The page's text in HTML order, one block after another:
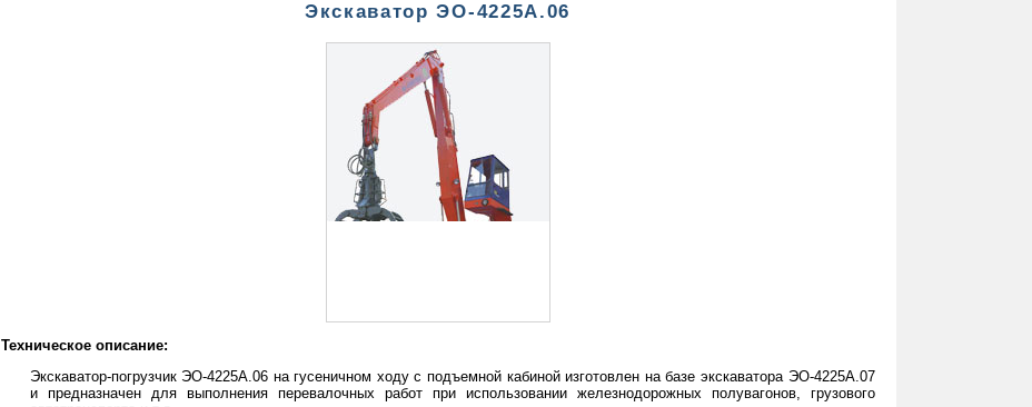
Экскаватор ЭО-4225А.06
Техническое описание:
Экскаватор-погрузчик ЭО-4225А.06 на гусеничном ходу с подъемной кабиной изготовлен на базе экскаватора ЭО-4225А.07
и предназначен для выполнения перевалочных работ при использовании железнодорожных полувагонов, грузового